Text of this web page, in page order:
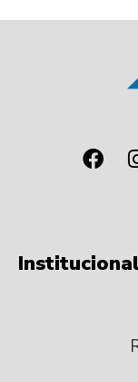
Institucional